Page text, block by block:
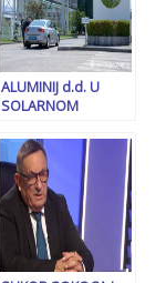
ALUMINIJ d.d. U
SOLARNOM
ugašene tvornice
glinice u Mostaru
gradit će se dvije
elektrane od 4,99
MW